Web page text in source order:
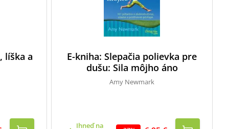
líška a
E-kniha: Slepačia polievka pre
dušu: Sila môjho áno
Amy Newmark
Ihneď na